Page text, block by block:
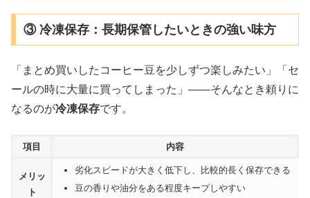
③ 冷凍保存：長期保管したいときの強い味方
「まとめ買いしたコーヒー豆を少しずつ楽しみたい」「セ
ールの時に大量に買ってしまった」――そんなとき頼りに
なるのが冷凍保存です。
項目 内容
メリッ
ト
劣化スピードが大きく低下し、比較的長く保存できる
豆の香りや油分をある程度キープしやすい